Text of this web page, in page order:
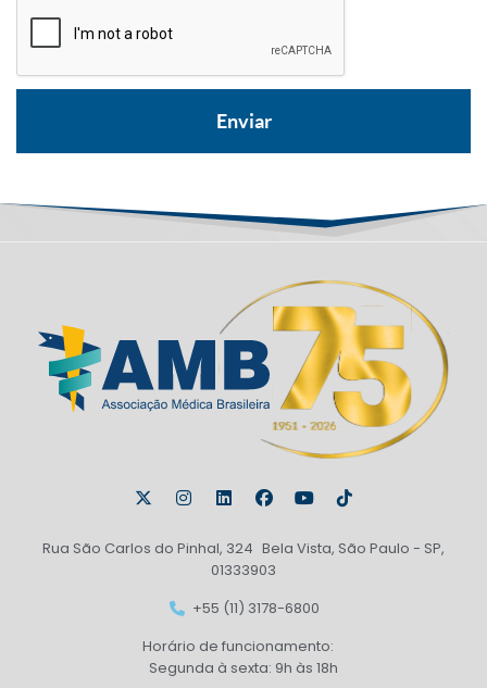
Rua São Carlos do Pinhal, 324 Bela Vista, São Paulo - SP,
01333903
+55 (11) 3178-6800
Horário de funcionamento:
Segunda à sexta: 9h às 18h